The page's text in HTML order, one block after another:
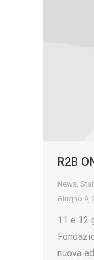
R2B
News,
Giugno 9,
11 e 12
nuova